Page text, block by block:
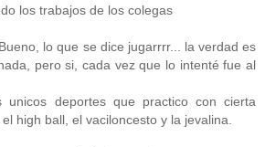
los trabajos de los colegas
lo que se dice jugarrrr... la verdad es
pero si, cada vez que lo intenté fue al
unicos deportes que practico con cierta
high ball, el vaciloncesto y la jevalina.